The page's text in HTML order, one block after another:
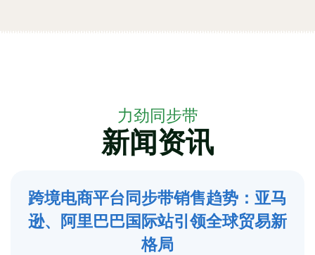
力劲同步带
新闻资讯
5
2025-3
跨境电商平台同步带销售趋势：亚马
逊、阿里巴巴国际站引领全球贸易新
格局